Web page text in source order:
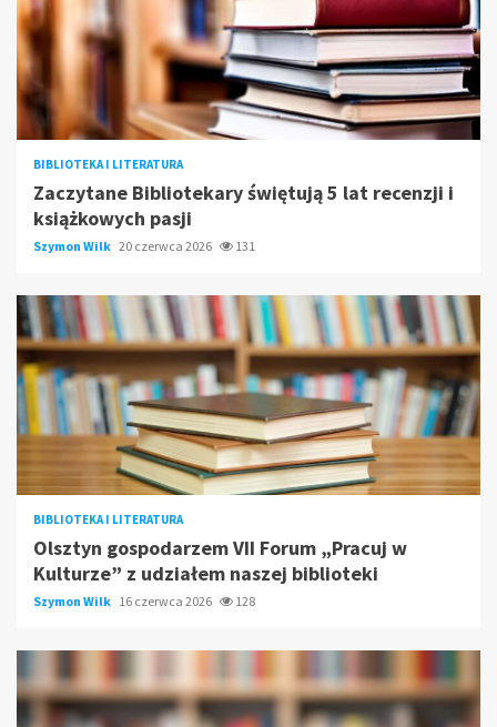
BIBLIOTEKA I LITERATURA
Zaczytane Bibliotekary świętują 5 lat recenzji i
książkowych pasji
Szymon Wilk 20 czerwca 2026 131
BIBLIOTEKA I LITERATURA
Olsztyn gospodarzem VII Forum „Pracuj w
Kulturze” z udziałem naszej biblioteki
Szymon Wilk 16 czerwca 2026 128